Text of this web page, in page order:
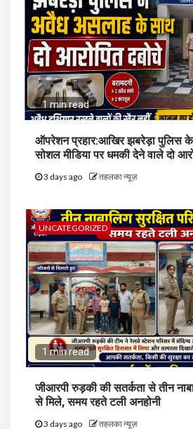
1 min read
ऑपरेशन प्रहार:आखिर झबरेड़ा पुलिस
सोशल मीडिया पर धमकी देने वाले दो
3 days ago तहलका न्यूज़
UNCATEGORIZED
1 min read
जीआरपी रुड़की की सतर्कता से तीन
से मिले, समय रहते टली अनहोनी
3 days ago तहलका न्यूज़